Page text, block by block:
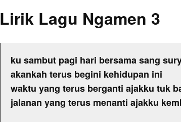
Lirik Lagu Ngamen 3
ku sambut pagi hari bersama sang
akankah terus begini kehidupan ini
waktu yang terus berganti ajakku tuk
jalanan yang terus menanti ajakku